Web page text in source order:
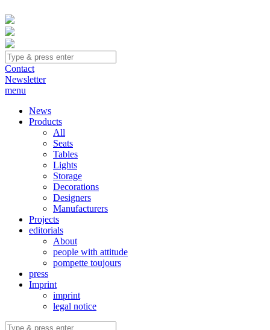
Contact
Newsletter
menu
News
Products
All
Seats
Tables
Lights
Storage
Decorations
Designers
Manufacturers
Projects
editorials
About
people with attitude
pompette toujours
press
Imprint
imprint
legal notice